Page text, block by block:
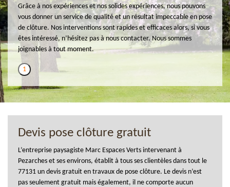
Grâce à nos expériences et nos solides expériences, nous pouvons
vous donner un service de qualité et un résultat impeccable en pose
de clôture. Nos interventions sont rapides et efficaces alors, si vous
êtes intéressé, n’hésitez pas à nous contacter. Nous sommes
joignables à tout moment.
1
Devis pose clôture gratuit
L’entreprise paysagiste Marc Espaces Verts intervenant à
Pezarches et ses environs, établit à tous ses clientèles dans tout le
77131 un devis gratuit en travaux de pose clôture. Le devis n’est
pas seulement gratuit mais également, il ne comporte aucun